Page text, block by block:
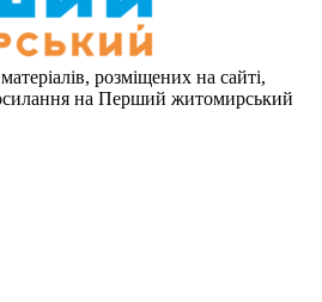
розміщених на сайті,
на Перший житомирський